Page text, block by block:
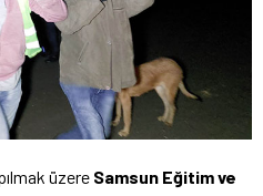
üzere Samsun Eğitim ve